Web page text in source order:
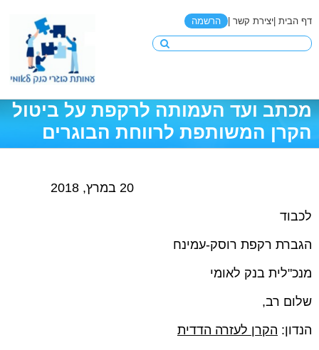
דף הבית | יצירת קשר | הרשמה
מכתב ועד העמותה לרקפת על ביטול
הקרן המשותפת לרווחת הבוגרים
20 במרץ, 2018
לכבוד
הגברת רקפת רוסק-עמינח
מנכ"לית בנק לאומי
שלום רב,
הנדון: הקרן לעזרה הדדית